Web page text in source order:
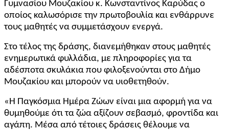
Γυμνασίου Μουζακίου κ. Κωνσταντίνος Καρύδας ο
οποίος καλωσόρισε την πρωτοβουλία και ενθάρρυνε
τους μαθητές να συμμετάσχουν ενεργά.
Στο τέλος της δράσης, διανεμήθηκαν στους μαθητές
ενημερωτικά φυλλάδια, με πληροφορίες για τα
αδέσποτα σκυλάκια που φιλοξενούνται στο Δήμο
Μουζακίου και μπορούν να υιοθετηθούν.
«Η Παγκόσμια Ημέρα Ζώων είναι μια αφορμή για να
θυμηθούμε ότι τα ζώα αξίζουν σεβασμό, φροντίδα και
αγάπη. Μέσα από τέτοιες δράσεις θέλουμε να